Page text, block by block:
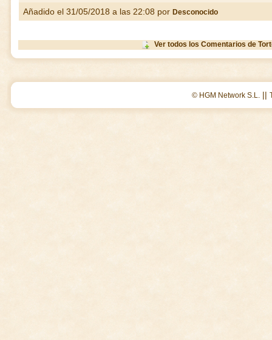
Añadido el 31/05/2018 a las 22:08 por Desconocido
Ver todos los Comentarios de
© HGM Network S.L. ||